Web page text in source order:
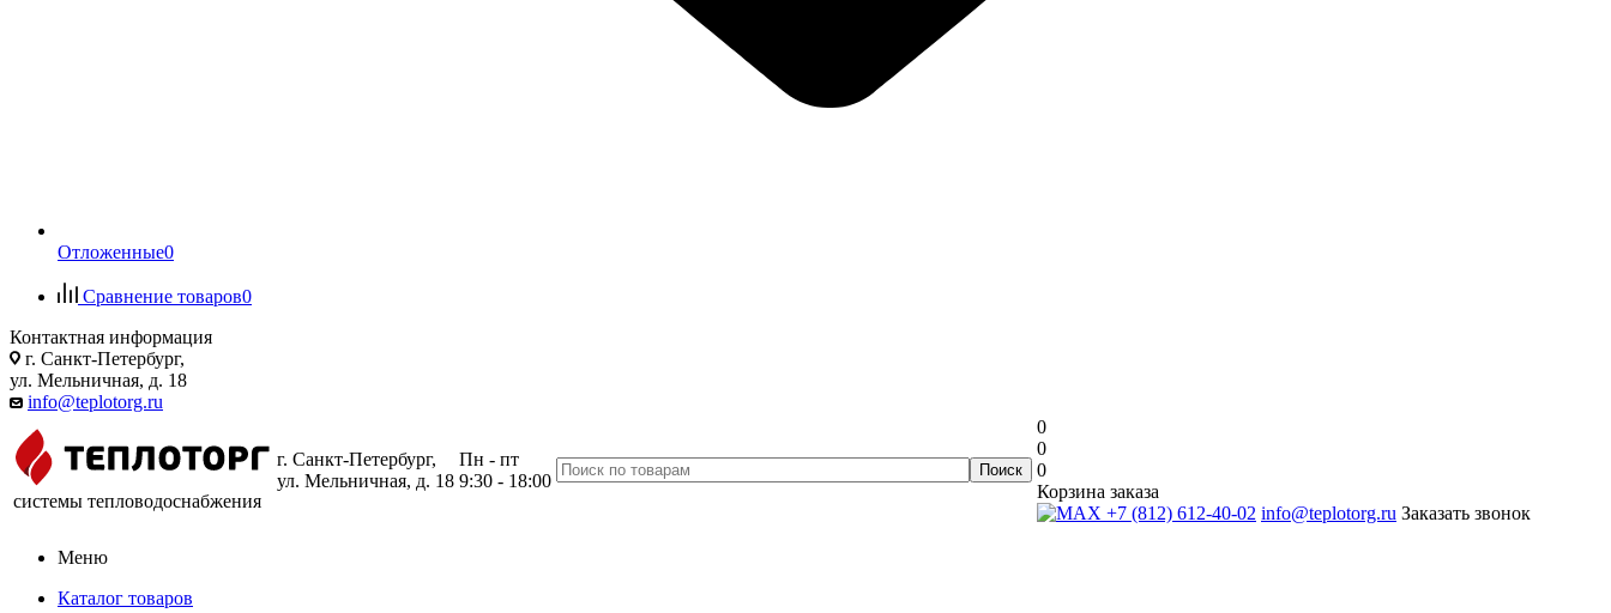
Отложенные0
Сравнение товаров0
Контактная информация
г. Санкт-Петербург,
ул. Мельничная, д. 18
info@teplotorg.ru
системы тепловодоснабжения
г. Санкт-Петербург,
ул. Мельничная, д. 18
Пн - пт
9:30 - 18:00
0
0
0
Корзина заказа
+7 (812) 612-40-02 info@teplotorg.ru Заказать звонок
Меню
Каталог товаров